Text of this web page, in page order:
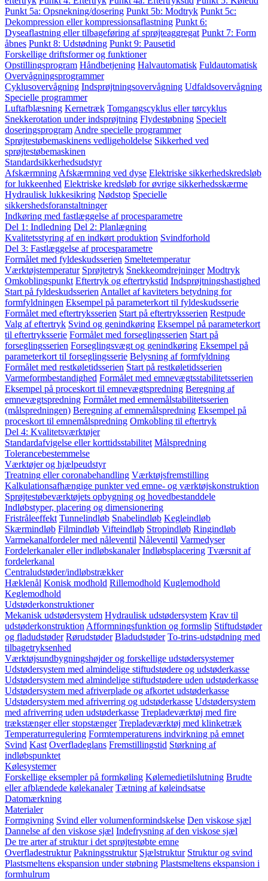
Punkt 5a: Opsnekning/dosering Punkt 5b: Modtryk Punkt 5c:
Dekompression eller kompressionsaflastning Punkt 6:
Dyseaflastning eller tilbageføring af sprøjteaggregat Punkt 7: Form
åbnes Punkt 8: Udstødning Punkt 9: Pausetid
Forskellige driftsformer og funktioner
Opstillingsprogram Håndbetjening Halvautomatisk Fuldautomatisk
Overvågningsprogrammer
Cyklusovervågning Indsprøjtningsovervågning Udfaldsovervågning
Specielle programmer
Luftafblæsning Kernetræk Tomgangscyklus eller tørcyklus
Snekkerotation under indsprøjtning Flydestøbning Specielt
doseringsprogram Andre specielle programmer
Sprøjtestøbemaskinens vedligeholdelse Sikkerhed ved
sprøjtestøbemaskinen
Standardsikkerhedsudstyr
Afskærmning Afskærmning ved dyse Elektriske sikkerhedskredsløb
for lukkeenhed Elektriske kredsløb for øvrige sikkerhedsskærme
Hydraulisk lukkesikring Nødstop Specielle
sikkershedsforanstaltninger
Indkøring med fastlæggelse af procesparametre
Del 1: Indledning Del 2: Planlægning
Kvalitetsstyring af en indkørt produktion Svindforhold
Del 3: Fastlæggelse af procesparametre
Formålet med fyldeskudsserien Smeltetemperatur
Værktøjstemperatur Sprøjtetryk Snekkeomdrejninger Modtryk
Omkoblingspunkt Eftertryk og eftertrykstid Indsprøjtningshastighed
Start på fyldeskudsserien Antallet af kaviteters betydning for
formfyldningen Eksempel på parameterkort til fyldeskudsserie
Formålet med eftertryksserien Start på eftertryksserien Restpude
Valg af eftertryk Svind og genindkøring Eksempel på parameterkort
til eftertryksserie Formålet med forseglingsserien Start på
forseglingsserien Forseglingsvægt og genindkøring Eksempel på
parameterkort til forseglingsserie Belysning af formfyldning
Formålet med restkøletidsserien Start på restkøletidsserien
Varmeformbestandighed Formålet med emnevægtsstabilitetsserien
Eksempel på proceskort til emnevægtspredning Beregning af
emnevægtspredning Formålet med emnemålstabilitetsserien
(målspredningen) Beregning af emnemålspredning Eksempel på
proceskort til emnemålspredning Omkobling til eftertryk
Del 4: Kvalitetsværktøjer
Standardafvigelse eller korttidsstabilitet Målspredning
Tolerancebestemmelse
Værktøjer og hjælpeudstyr
Treatning eller coronabehandling Værktøjsfremstilling
Kalkulationsafhængige punkter ved emne- og værktøjskonstruktion
Sprøjtestøbeværktøjets opbygning og hovedbestanddele
Indløbstyper, placering og dimensionering
Fristråleeffekt Tunnelindløb Snabelindløb Kegleindløb
Skærmindløb Filmindløb Vifteindløb Stropindløb Ringindløb
Varmekanalfordeler med nåleventil Nåleventil Varmedyser
Fordelerkanaler eller indløbskanaler Indløbsplacering Tværsnit af
fordelerkanal
Centraludstøder/indløbstrækker
Hæklenål Konisk modhold Rillemodhold Kuglemodhold
Keglemodhold
Udstøderkonstruktioner
Mekanisk udstødersystem Hydraulisk udstødersystem Krav til
udstøderkonstruktion Afformningsfunktion og formslip Stiftudstøder
og fladudstøder Rørudstøder Bladudstøder To-trins-udstødning med
tilbagetryksenhed
Værktøjsundbygningshøjder og forskellige udstødersystemer
Udstødersystem med almindelige stiftudstødere og udstøderkasse
Udstødersystem med almindelige stiftudstødere uden udstøderkasse
Udstødersystem med afriverplade og afkortet udstøderkasse
Udstødersystem med afriverring og udstøderkasse Udstødersystem
med afriverring uden udstøderkasse Trepladeværktøj med fire
trækstænger eller stopstænger Trepladeværktøj med klinketræk
Temperaturregulering Formtemperaturens indvirkning på emnet
Svind Kast Overfladeglans Fremstillingstid Størkning af
indløbspunktet
Kølesystemer
Forskellige eksempler på formkøling Kølemedietilslutning Brudte
eller afblændede kølekanaler Tætning af køleindsatse
Datomærkning
Materialer
Formgivning Svind eller volumenformindskelse Den viskose sjæl
Dannelse af den viskose sjæl Indefrysning af den viskose sjæl
De tre arter af struktur i det sprøjtestøbte emne
Overfladestruktur Pakningsstruktur Sjælstruktur Struktur og svind
Plastsmeltens ekspansion under støbning Plastsmeltens ekspansion i
formhulrum